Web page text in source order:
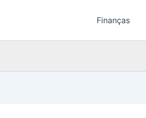
Finanças